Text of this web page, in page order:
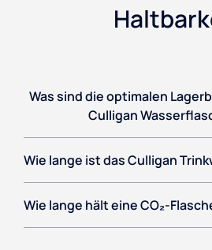
Was sind die optimalen
Culligan
Wie lange ist das Culligan
Wie lange hält eine CO₂-